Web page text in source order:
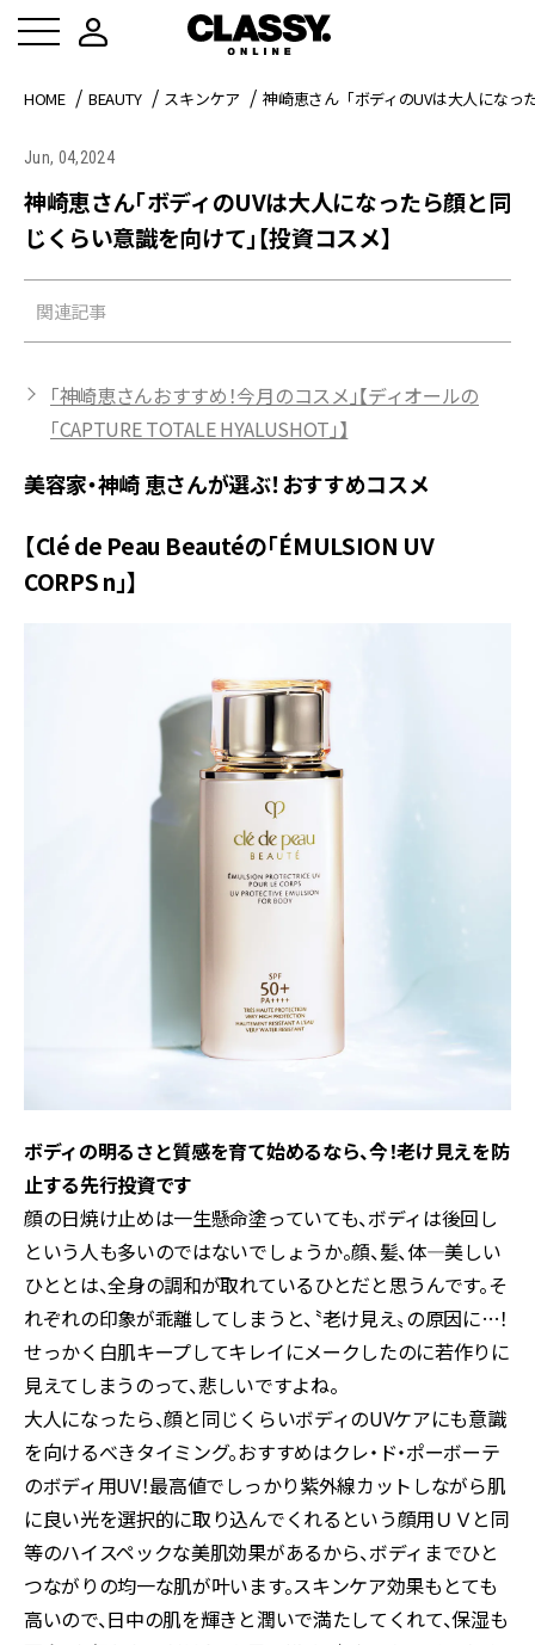
HOME BEAUTY スキンケア 神崎恵さん「ボディのUVは大人にな
Jun, 04,2024
神崎恵さん「ボディのUVは大人になったら顔と同
じくらい意識を向けて」【投資コスメ】
関連記事
「神崎恵さんおすすめ！今月のコスメ」【ディオールの
「CAPTURE TOTALE HYALUSHOT」】
美容家・神崎 恵さんが選ぶ！おすすめコスメ
【Clé de Peau Beautéの「ÉMULSION UV
CORPS n」】
ボディの明るさと質感を育て始めるなら、今！老け見えを防
止する先行投資です
顔の日焼け止めは一生懸命塗っていても、ボディは後回し
という人も多いのではないでしょうか。顔、髪、体―美しい
ひととは、全身の調和が取れているひとだと思うんです。そ
れぞれの印象が乖離してしまうと、〝老け見え〟の原因に…！
せっかく白肌キープしてキレイにメークしたのに若作りに
見えてしまうのって、悲しいですよね。
大人になったら、顔と同じくらいボディのUVケアにも意識
を向けるべきタイミング。おすすめはクレ・ド・ポーボーテ
のボディ用UV！最高値でしっかり紫外線カットしながら肌
に良い光を選択的に取り込んでくれるという顔用ＵＶと同
等のハイスペックな美肌効果があるから、ボディまでひと
つながりの均一な肌が叶います。スキンケア効果もとても
高いので、日中の肌を輝きと潤いで満たしてくれて、保湿も